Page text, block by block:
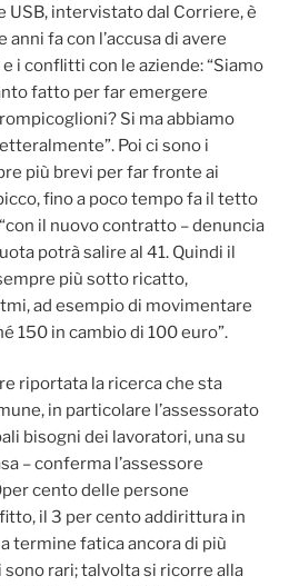
USB, intervistato dal Corriere, è
fa con l’accusa di avere
i conflitti con le aziende: “Siamo
fatto per far emergere
Si ma abbiamo
Poi ci sono i
più brevi per far fronte ai
fino a poco tempo fa il tetto
il nuovo contratto – denuncia
potrà salire al 41. Quindi il
più sotto ricatto,
ad esempio di movimentare
150 in cambio di 100 euro”.
riportata la ricerca che sta
in particolare l’assessorato
bisogni dei lavoratori, una su
– conferma l’assessore
cento delle persone
il 3 per cento addirittura in
termine fatica ancora di più
rari; talvolta si ricorre alla